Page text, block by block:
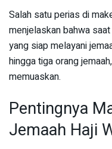
Salah satu perias di
menjelaskan bahwa
yang siap melayani
hingga tiga orang
memuaskan.
Pentingnya
Jemaah Haji